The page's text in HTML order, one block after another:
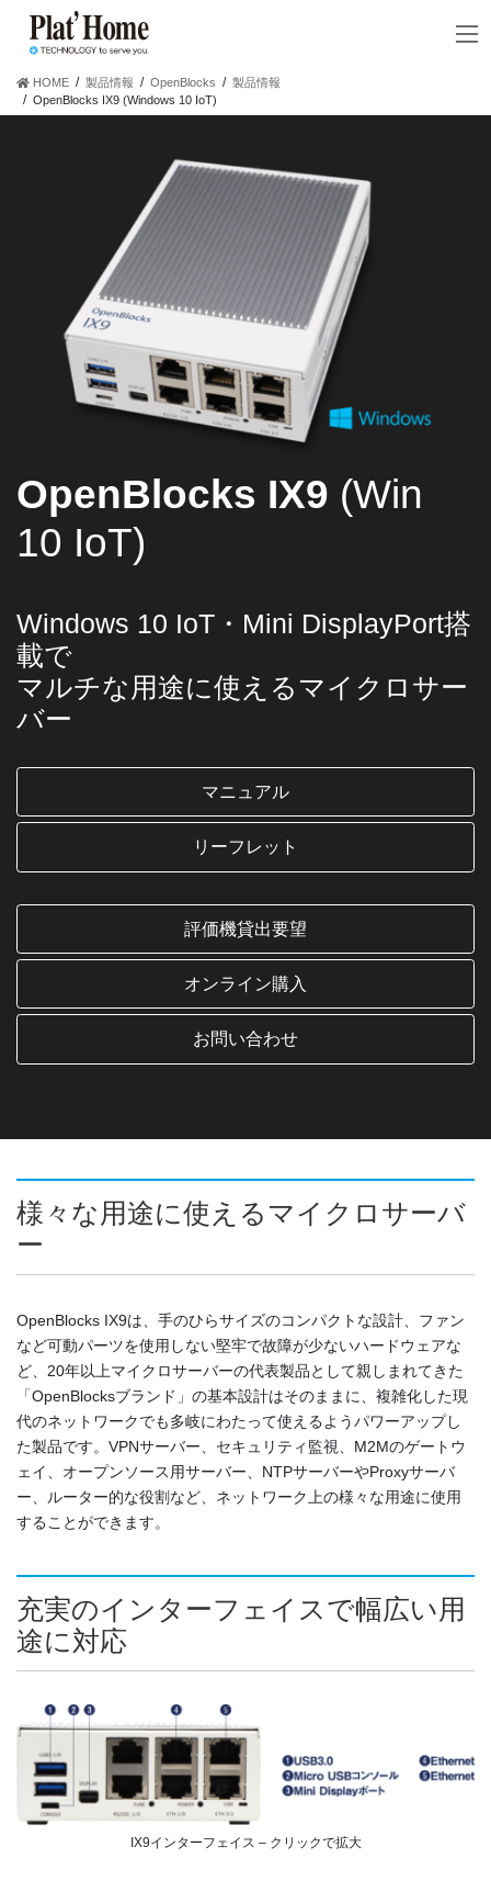
HOME 製品情報 OpenBlocks
製品情報
OpenBlocks IX9 (Windows 10 IoT)
OpenBlocks IX9 (Win
10 IoT)
Windows 10 IoT・Mini DisplayPort搭
載で
マルチな用途に使えるマイクロサー
バー
マニュアル
リーフレット
評価機貸出要望
オンライン購入
お問い合わせ
様々な用途に使えるマイクロサーバ
ー
OpenBlocks IX9は、手のひらサイズのコンパクトな設計、ファン
など可動パーツを使用しない堅牢で故障が少ないハードウェアな
ど、20年以上マイクロサーバーの代表製品として親しまれてきた
「OpenBlocksブランド」の基本設計はそのままに、複雑化した現
代のネットワークでも多岐にわたって使えるようパワーアップし
た製品です。VPNサーバー、セキュリティ監視、M2Mのゲートウ
ェイ、オープンソース用サーバー、NTPサーバーやProxyサーバ
ー、ルーター的な役割など、ネットワーク上の様々な用途に使用
することができます。
充実のインターフェイスで幅広い用
途に対応
IX9インターフェイス – クリックで拡大